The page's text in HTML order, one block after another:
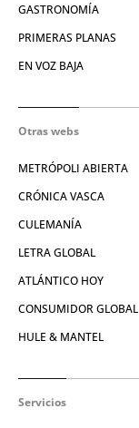
GASTRONOMÍA
PRIMERAS PLANAS
EN VOZ BAJA
Otras webs
METRÓPOLI ABIERTA
CRÓNICA VASCA
CULEMANÍA
LETRA GLOBAL
ATLÁNTICO HOY
CONSUMIDOR GLOBAL
HULE & MANTEL
Servicios